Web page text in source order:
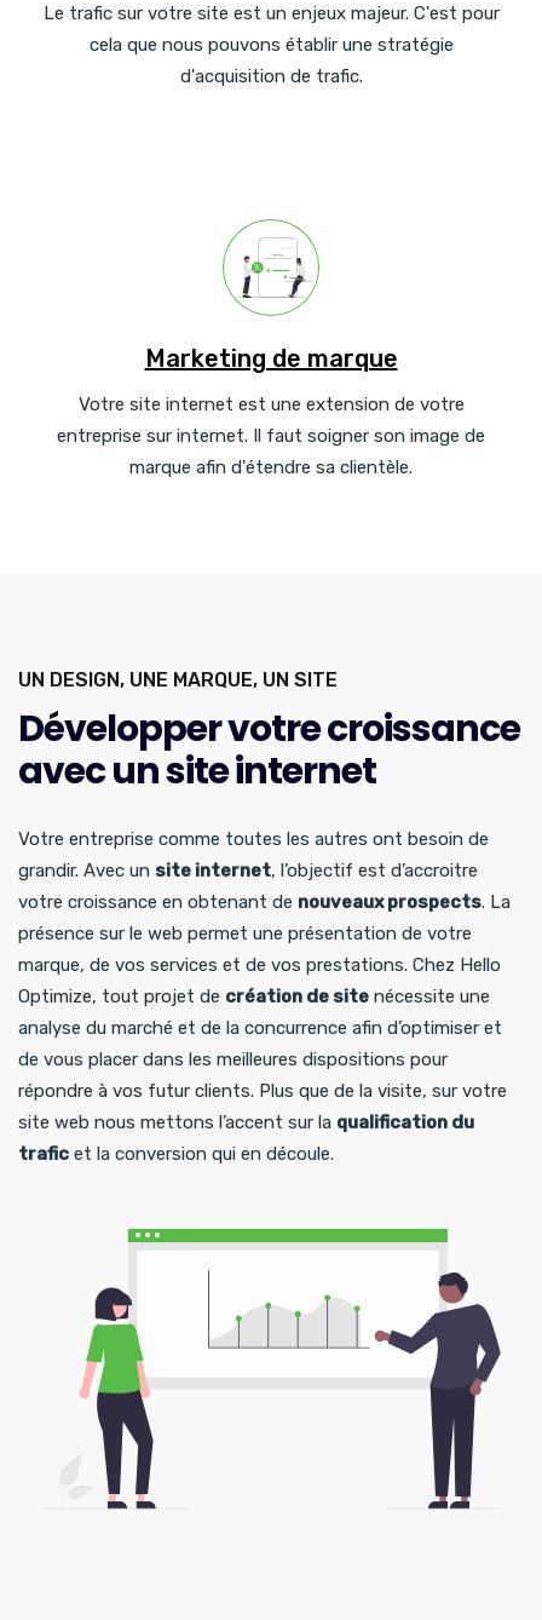
Le trafic sur votre site est un enjeux majeur. C'est pour
cela que nous pouvons établir une stratégie
d'acquisition de trafic.
Marketing de marque
Votre site internet est une extension de votre
entreprise sur internet. Il faut soigner son image de
marque afin d'étendre sa clientèle.
UN DESIGN, UNE MARQUE, UN SITE
Développer votre croissance
avec un site internet
Votre entreprise comme toutes les autres ont besoin de
grandir. Avec un site internet, l’objectif est d’accroitre
votre croissance en obtenant de nouveaux prospects. La
présence sur le web permet une présentation de votre
marque, de vos services et de vos prestations. Chez Hello
Optimize, tout projet de création de site nécessite une
analyse du marché et de la concurrence afin d’optimiser et
de vous placer dans les meilleures dispositions pour
répondre à vos futur clients. Plus que de la visite, sur votre
site web nous mettons l’accent sur la qualification du
trafic et la conversion qui en découle.